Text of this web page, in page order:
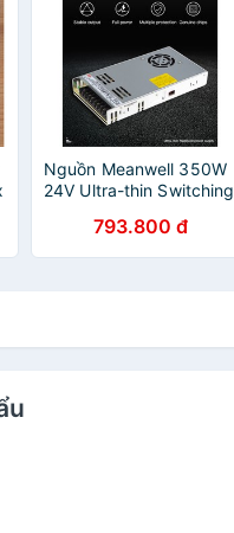
Nguồn Meanwell 350W
24V Ultra-thin Switching
793.800 đ